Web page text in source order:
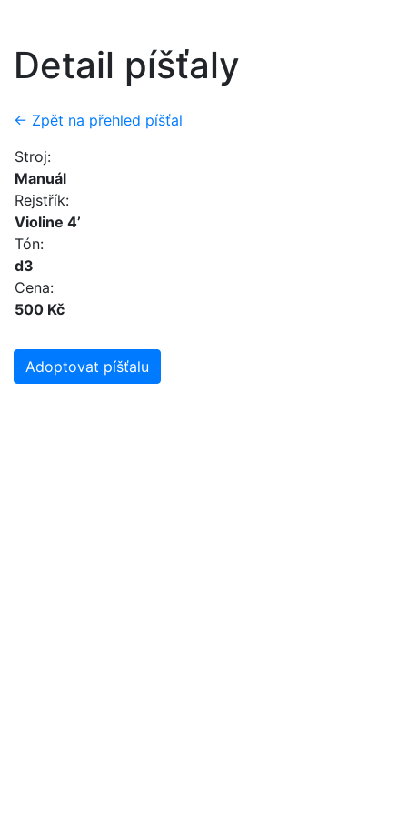
Detail píšťaly
← Zpět na přehled píšťal
Stroj:
Manuál
Rejstřík:
Violine 4’
Tón:
d3
Cena:
500 Kč
Adoptovat píšťalu